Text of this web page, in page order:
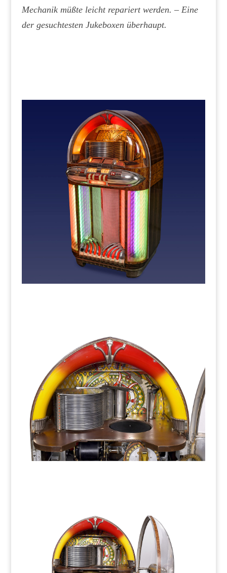
Mechanik müßte leicht repariert werden. – Eine
der gesuchtesten Jukeboxen überhaupt.